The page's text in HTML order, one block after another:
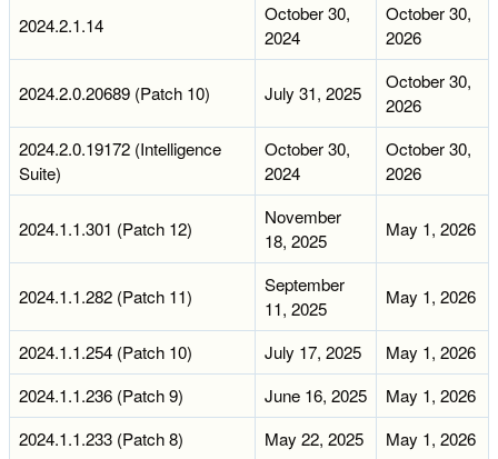
2024.2.1.14
October 30,
2024
October 30,
2026
2024.2.0.20689 (Patch 10) July 31, 2025
October 30,
2026
2024.2.0.19172 (Intelligence
Suite)
October 30,
2024
October 30,
2026
2024.1.1.301 (Patch 12)
November
18, 2025
May 1, 2026
2024.1.1.282 (Patch 11)
September
11, 2025
May 1, 2026
2024.1.1.254 (Patch 10) July 17, 2025
May 1, 2026
2024.1.1.236 (Patch 9)
June 16, 2025
May 1, 2026
2024.1.1.233 (Patch 8)
May 22, 2025 May 1, 2026